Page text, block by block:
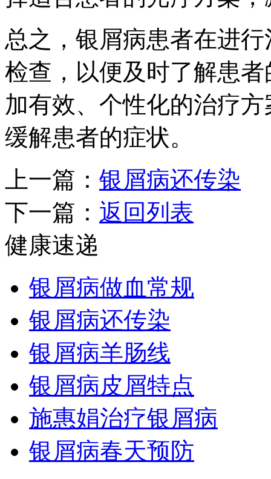
总之，银屑病患者在进
检查，以便及时了解患
加有效、个性化的治疗
缓解患者的症状。
上一篇： 银屑病还传染
下一篇： 返回列表
健康速递
银屑病做血常规
银屑病还传染
银屑病羊肠线
银屑病皮屑特点
施惠娟治疗银屑病
银屑病春天预防